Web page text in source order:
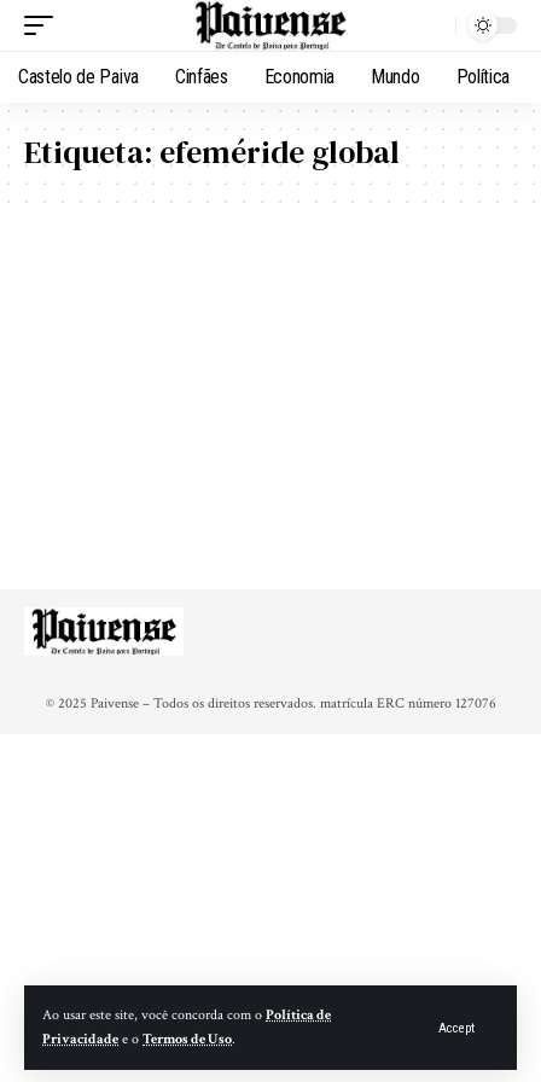
Ao usar este site, você concorda com o Política de
Privacidade e o Termos de Uso.
Accept
Castelo de Paiva Cinfães Economia Mundo Política
Etiqueta:efeméride global
© 2025 Paivense – Todos os direitos reservados. matrícula ERC número 127076